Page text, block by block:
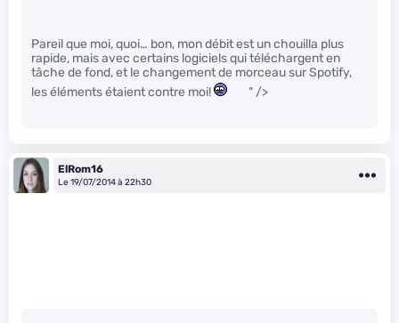
Pareil que moi, quoi… bon, mon débit est un chouilla plus
rapide, mais avec certains logiciels qui téléchargent en
tâche de fond, et le changement de morceau sur Spotify,
les éléments étaient contre moi!
" />
ElRom16
Le 19/07/2014 à 22h30